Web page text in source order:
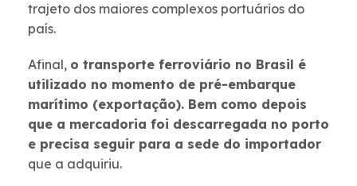
trajeto dos maiores complexos portuários do
país.
Afinal, o transporte ferroviário no Brasil é
utilizado no momento de pré-embarque
marítimo (exportação). Bem como depois
que a mercadoria foi descarregada no porto
e precisa seguir para a sede do importador
que a adquiriu.